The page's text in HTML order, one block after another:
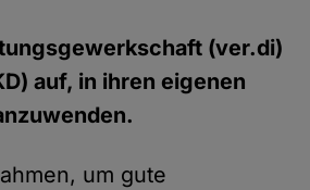
(ver.di)
auf, in ihren eigenen
um gute